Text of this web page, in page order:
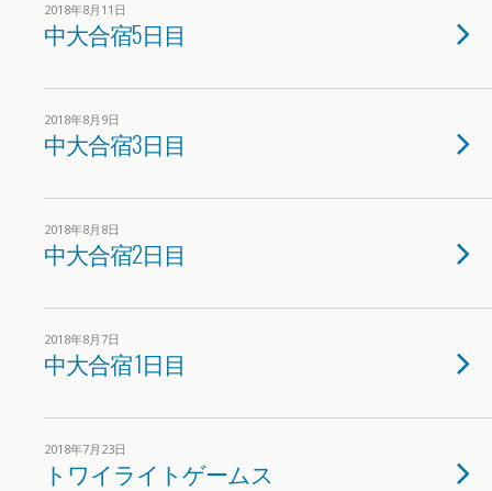
2018年8月11日
中大合宿5日目
2018年8月9日
中大合宿3日目
2018年8月8日
中大合宿2日目
2018年8月7日
中大合宿 1日目
2018年7月23日
トワイライトゲームス